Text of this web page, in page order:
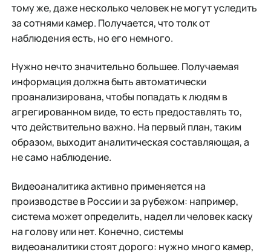
тому же, даже несколько человек не могут уследить
за сотнями камер. Получается, что толк от
наблюдения есть, но его немного.
Нужно нечто значительно большее. Получаемая
информация должна быть автоматически
проанализирована, чтобы попадать к людям в
агрегированном виде, то есть предоставлять то,
что действительно важно. На первый план, таким
образом, выходит аналитическая составляющая, а
не само наблюдение.
Видеоаналитика активно применяется на
производстве в России и за рубежом: например,
система может определить, надел ли человек каску
на голову или нет. Конечно, системы
видеоаналитики стоят дорого: нужно много камер,